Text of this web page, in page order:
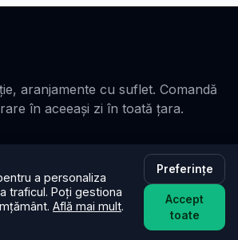
aranjamente cu suflet. Comandă
în aceeași zi în toată țara.
a personaliza
traficul. Poți gestiona
Află mai mult.
Preferințe
Accept
toate